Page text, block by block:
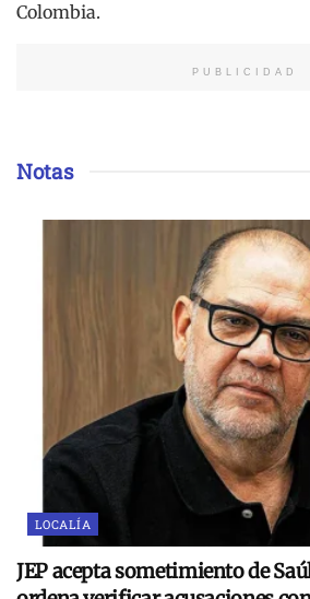
Colombia.
PUBLICIDAD
Notas
LOCALÍA
JEP acepta sometimiento de